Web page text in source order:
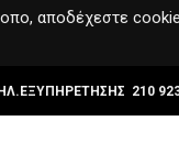
αποδέχεστε
210